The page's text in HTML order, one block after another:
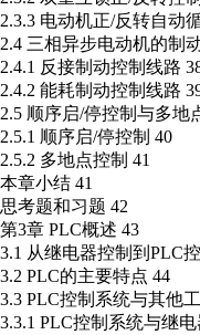
2.3.3 电动机正/反转自动
2.4 三相异步电动机的制
2.4.1 反接制动控制线路
2.4.2 能耗制动控制线路
2.5 顺序启/停控制与多地
2.5.1 顺序启/停控制 40
2.5.2 多地点控制 41
本章小结 41
思考题和习题 42
第3章 PLC概述 43
3.1 从继电器控制到PLC
3.2 PLC的主要特点 44
3.3 PLC控制系统与其他
3.3.1 PLC控制系统与继